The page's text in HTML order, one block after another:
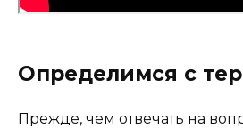
Определимся с
Прежде, чем отвечать на